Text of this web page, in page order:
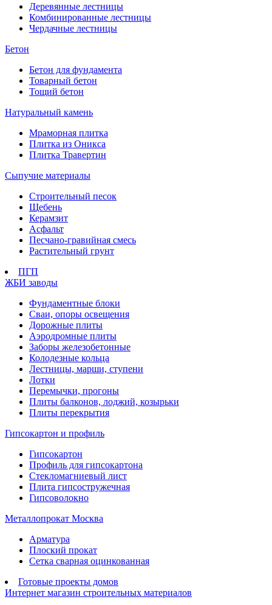
Деревянные лестницы
Комбинированные лестницы
Чердачные лестницы
Бетон
Бетон для фундамента
Товарный бетон
Тощий бетон
Натуральный камень
Мраморная плитка
Плитка из Оникса
Плитка Травертин
Сыпучие материалы
Строительный песок
Щебень
Керамзит
Асфальт
Песчано-гравийная смесь
Растительный грунт
ПГП
ЖБИ заводы
Фундаментные блоки
Сваи, опоры освещения
Дорожные плиты
Аэродромные плиты
Заборы железобетонные
Колодезные кольца
Лестницы, марши, ступени
Лотки
Перемычки, прогоны
Плиты балконов, лоджий, козырьки
Плиты перекрытия
Гипсокартон и профиль
Гипсокартон
Профиль для гипсокартона
Стекломагниевый лист
Плита гипсостружечная
Гипсоволокно
Металлопрокат Москва
Арматура
Плоский прокат
Сетка сварная оцинкованная
Готовые проекты домов
Интернет магазин строительных материалов